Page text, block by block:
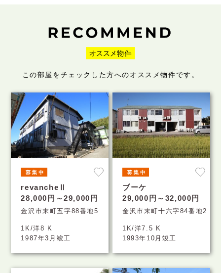
この部屋をチェックした方へのオススメ物件です。
revancheⅡ
28,000円～29,000円
金沢市末町五字88番地5
1K/洋8 K
1987年3月竣工
ブーケ
29,000円～32,000円
金沢市末町十六字84番地2
1K/洋7.5 K
1993年10月竣工